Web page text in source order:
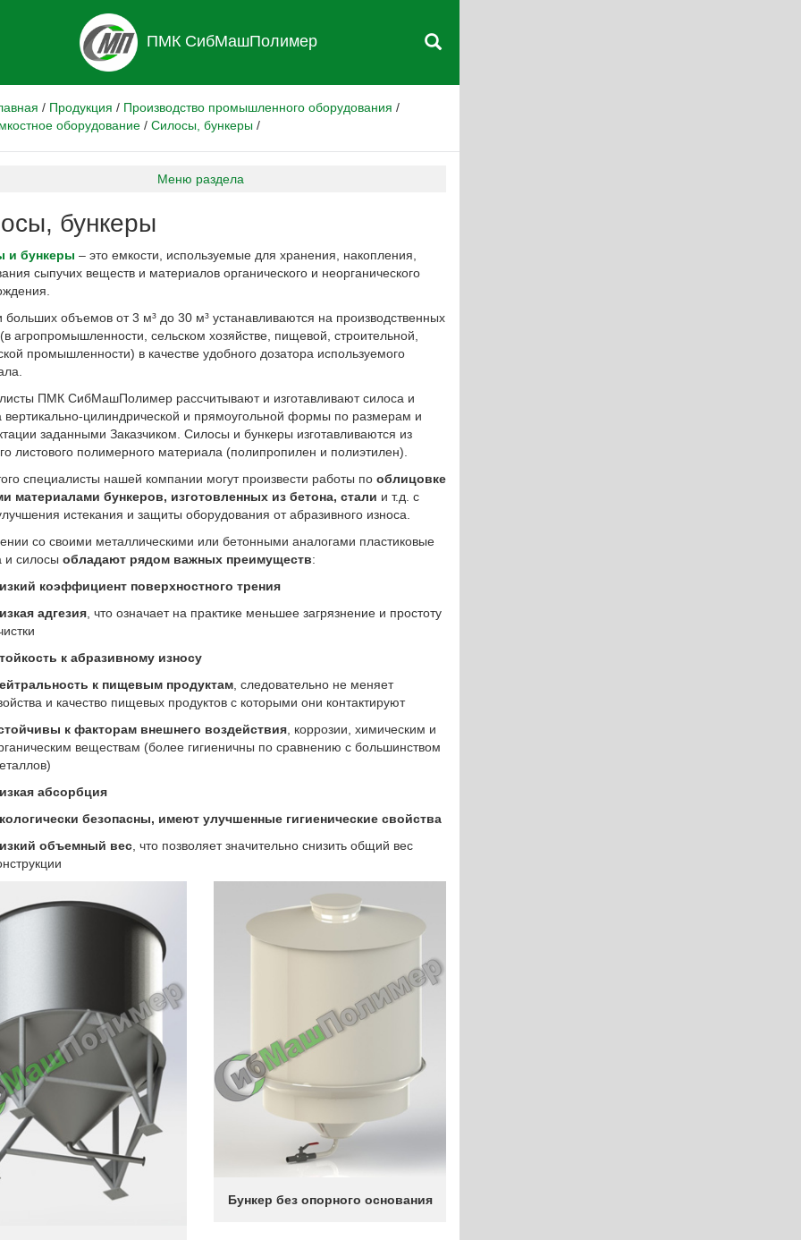
ПМК СибМашПолимер
/ Продукция / Производство промышленного оборудования /
оборудование / Силосы, бункеры /
Меню раздела
бункеры
и бункеры – это емкости, используемые для хранения, накопления,
сыпучих веществ и материалов органического и неорганического
больших объемов от 3 м³ до 30 м³ устанавливаются на производственных
агропромышленности, сельском хозяйстве, пищевой, строительной,
промышленности) в качестве удобного дозатора используемого
ПМК СибМашПолимер рассчитывают и изготавливают силоса и
вертикально-цилиндрической и прямоугольной формы по размерам и
заданными Заказчиком. Силосы и бункеры изготавливаются из
листового полимерного материала (полипропилен и полиэтилен).
специалисты нашей компании могут произвести работы по облицовке
материалами бункеров, изготовленных из бетона, стали и т.д. с
истекания и защиты оборудования от абразивного износа.
со своими металлическими или бетонными аналогами пластиковые
и силосы обладают рядом важных преимуществ:
коэффициент поверхностного трения
адгезия , что означает на практике меньшее загрязнение и простоту
к абразивному износу
к пищевым продуктам , следовательно не меняет
и качество пищевых продуктов с которыми они контактируют
к факторам внешнего воздействия , коррозии, химическим и
веществам (более гигиеничны по сравнению с большинством
абсорбция
безопасны, имеют улучшенные гигиенические свойства
объемный вес , что позволяет значительно снизить общий вес
Бункер без опорного основания